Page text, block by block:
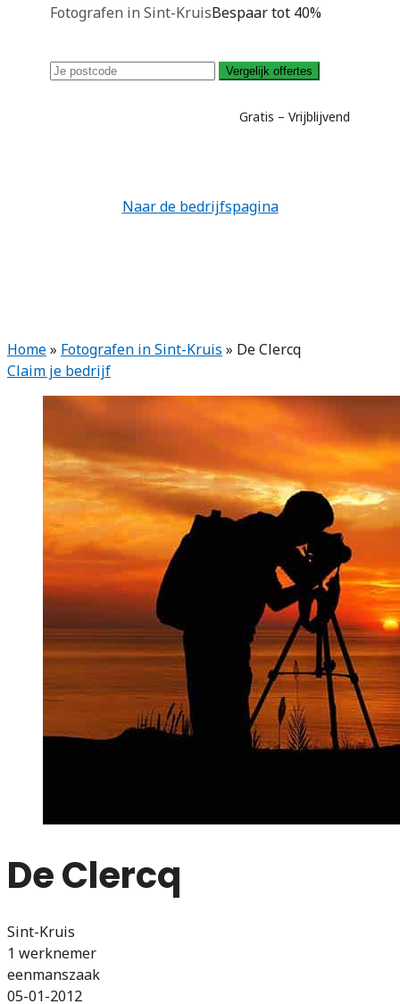
Fotografen in Sint-KruisBespaar tot 40%
Vergelijk offertes
Gratis – Vrijblijvend
Naar de bedrijfspagina
Home» Fotografen in Sint-Kruis » De Clercq
Claim je bedrijf
De Clercq
Sint-Kruis
1 werknemer
eenmanszaak
05-01-2012